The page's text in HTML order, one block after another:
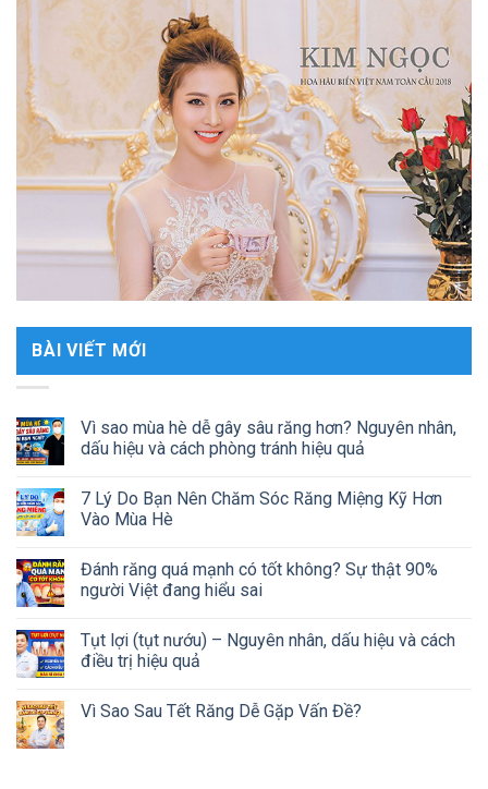
BÀI VIẾT MỚI
Vì sao mùa hè dễ gây sâu răng hơn? Nguyên nhân,
dấu hiệu và cách phòng tránh hiệu quả
7 Lý Do Bạn Nên Chăm Sóc Răng Miệng Kỹ Hơn
Vào Mùa Hè
Đánh răng quá mạnh có tốt không? Sự thật 90%
người Việt đang hiểu sai
Tụt lợi (tụt nướu) – Nguyên nhân, dấu hiệu và cách
điều trị hiệu quả
Vì Sao Sau Tết Răng Dễ Gặp Vấn Đề?